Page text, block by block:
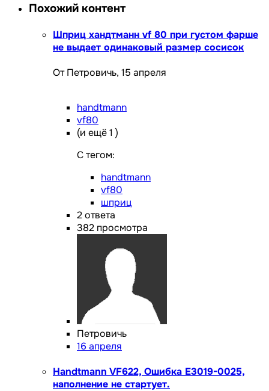
Похожий контент
Шприц хандтманн vf 80 при густом фарше
не выдает одинаковый размер сосисок
От Петровичь, 15 апреля
handtmann
vf80
(и ещё 1 )
C тегом:
handtmann
vf80
шприц
2ответа
382 просмотра
Петровичь
16 апреля
Handtmann VF622, Ошибка E3019-0025,
наполнение не стартует.